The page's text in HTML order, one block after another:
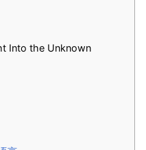
Into the Unknown